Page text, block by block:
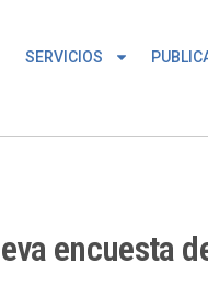
SERVICIOS
encuesta